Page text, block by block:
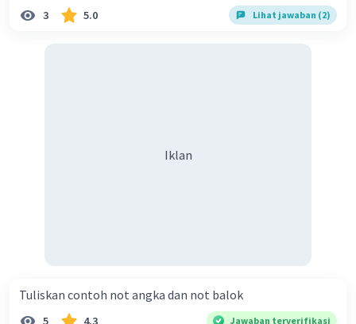
3 5.0 Lihat jawaban (2)
Iklan
Tuliskan contoh not angka dan not balok​
5 4.3 Jawaban terverifikasi